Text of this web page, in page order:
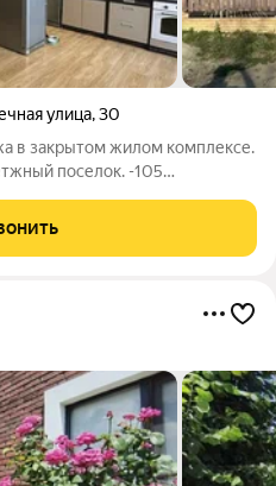
улица,30
в закрытом жилом комплексе.
поселок. -105
территория с беседкой, в